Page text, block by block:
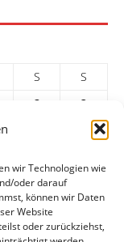
wir Technologien wie
oder darauf
können wir Daten
Website
oder zurückziehst,
S
S
2
3
23
30